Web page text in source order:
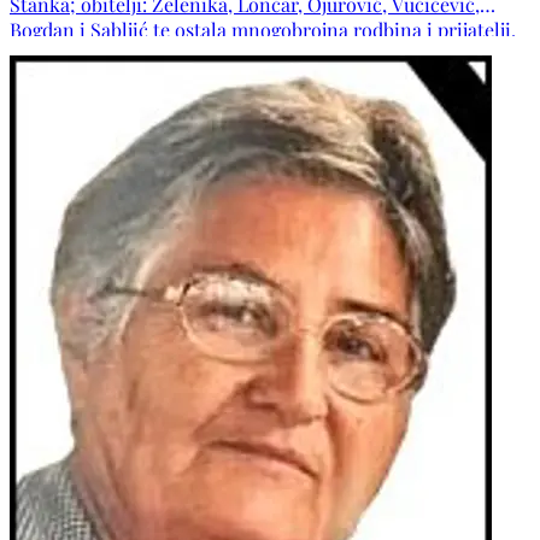
Bogdan i Sabljić te ostala mnogobrojna rodbina i prijatelji.